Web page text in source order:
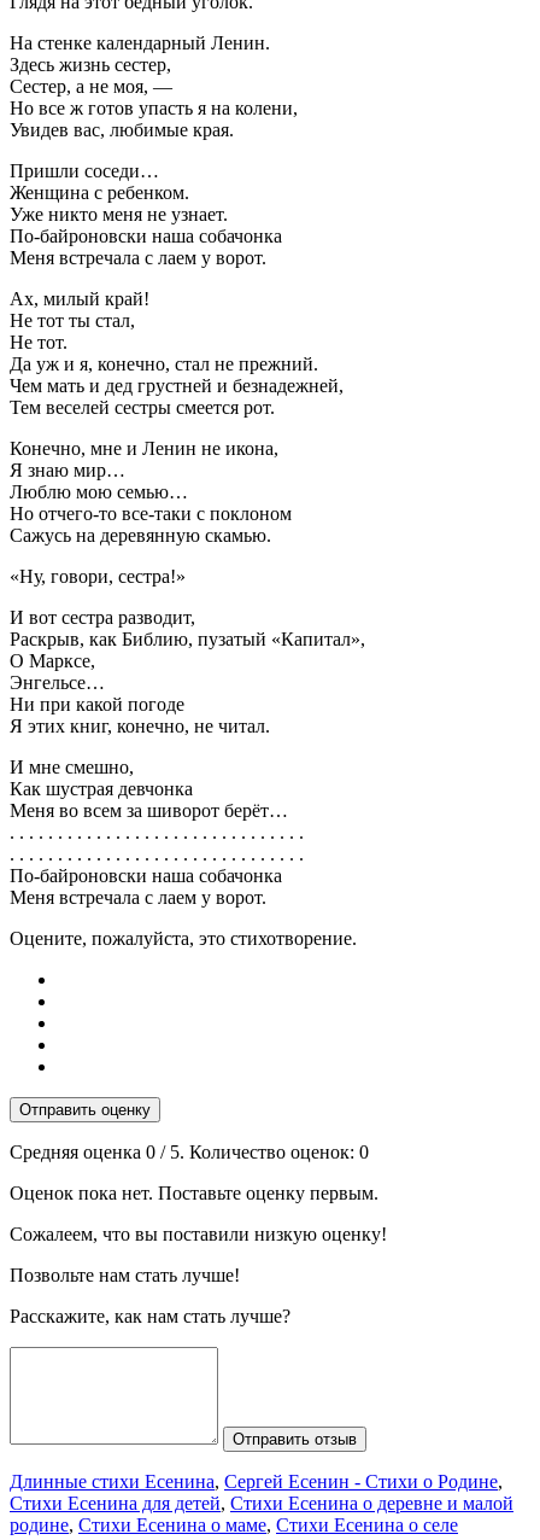
На стенке календарный Ленин.
Здесь жизнь сестер,
Сестер, а не моя, —
Но все ж готов упасть я на колени,
Увидев вас, любимые края.
Пришли соседи…
Женщина с ребенком.
Уже никто меня не узнает.
По-байроновски наша собачонка
Меня встречала с лаем у ворот.
Ах, милый край!
Не тот ты стал,
Не тот.
Да уж и я, конечно, стал не прежний.
Чем мать и дед грустней и безнадежней,
Тем веселей сестры смеется рот.
Конечно, мне и Ленин не икона,
Я знаю мир…
Люблю мою семью…
Но отчего-то все-таки с поклоном
Сажусь на деревянную скамью.
«Ну, говори, сестра!»
И вот сестра разводит,
Раскрыв, как Библию, пузатый «Капитал»,
О Марксе,
Энгельсе…
Ни при какой погоде
Я этих книг, конечно, не читал.
И мне смешно,
Как шустрая девчонка
Меня во всем за шиворот берёт…
. . . . . . . . . . . . . . . . . . . . . . . . . . . . . . .
. . . . . . . . . . . . . . . . . . . . . . . . . . . . . . .
По-байроновски наша собачонка
Меня встречала с лаем у ворот.
Оцените, пожалуйста, это стихотворение.
Отправить оценку
Средняя оценка 0 / 5. Количество оценок: 0
Оценок пока нет. Поставьте оценку первым.
Сожалеем, что вы поставили низкую оценку!
Позвольте нам стать лучше!
Расскажите, как нам стать лучше?
Отправить отзыв
Длинные стихи Есенина, Сергей Есенин - Стихи о Родине,
Стихи Есенина для детей, Стихи Есенина о деревне и малой
родине, Стихи Есенина о маме, Стихи Есенина о селе